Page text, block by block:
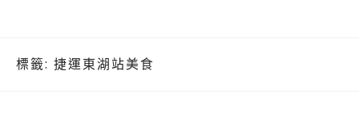
標籤: 捷運東湖站美食